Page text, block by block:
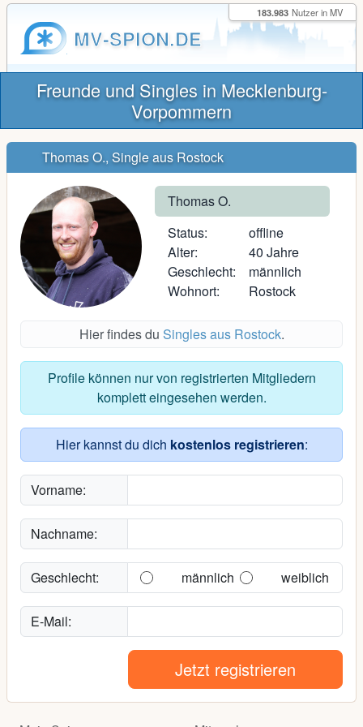
MV-SPION.DE
183.983 Nutzer in MV
Freunde und Singles in Mecklenburg-
Vorpommern
Thomas O., Single aus Rostock
Thomas O.
Status:
offline
Alter:
40 Jahre
Geschlecht:
männlich
Wohnort:
Rostock
Hier findes du Singles aus Rostock.
Profile können nur von registrierten Mitgliedern
komplett eingesehen werden.
Hier kannst du dich kostenlos registrieren:
Vorname:
Nachname:
Geschlecht: männlich weiblich
E-Mail:
Jetzt registrieren